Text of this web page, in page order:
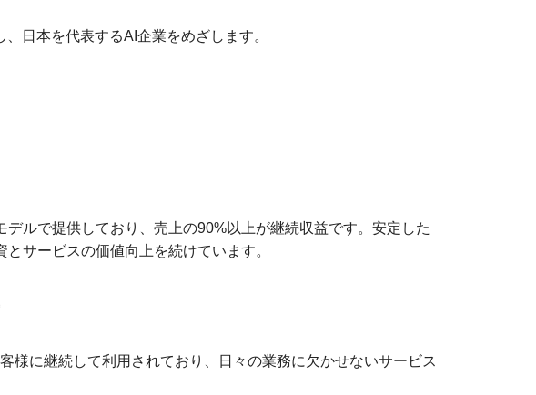
日本を代表するAI企業をめざします。
ルで提供しており、売上の90%以上が継続収益です。安定した
サービスの価値向上を続けています。
様に継続して利用されており、日々の業務に欠かせないサービス